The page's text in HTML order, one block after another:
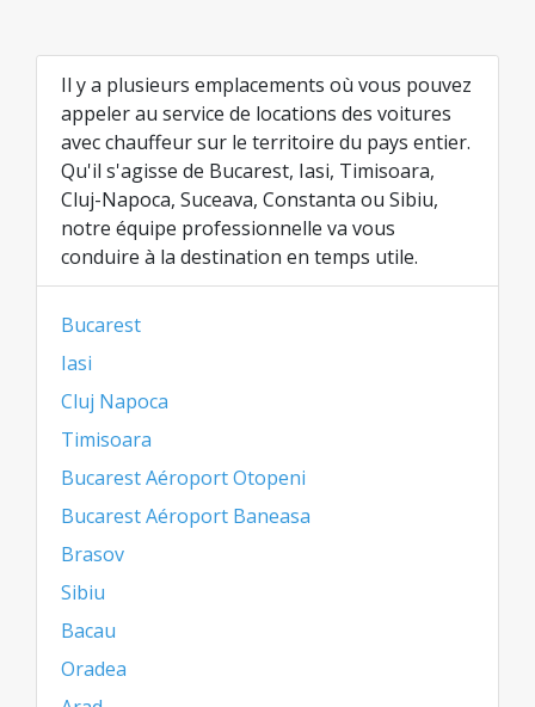
Il y a plusieurs emplacements où vous pouvez
appeler au service de locations des voitures
avec chauffeur sur le territoire du pays entier.
Qu'il s'agisse de Bucarest, Iasi, Timisoara,
Cluj-Napoca, Suceava, Constanta ou Sibiu,
notre équipe professionnelle va vous
conduire à la destination en temps utile.
Bucarest
Iasi
Cluj Napoca
Timisoara
Bucarest Aéroport Otopeni
Bucarest Aéroport Baneasa
Brasov
Sibiu
Bacau
Oradea